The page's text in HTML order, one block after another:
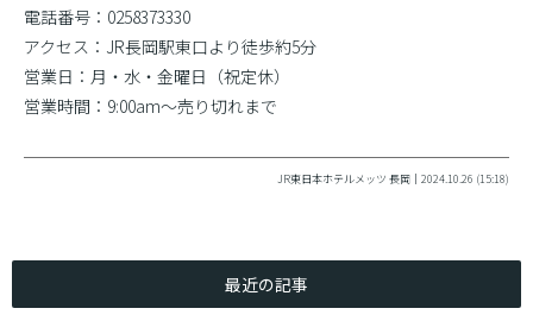
電話番号：0258373330
アクセス：JR長岡駅東口より徒歩約5分
営業日：月・水・金曜日（祝定休）
営業時間：9:00am〜売り切れまで
JR東日本ホテルメッツ 長岡｜2024.10.26 (15:18)
最近の記事